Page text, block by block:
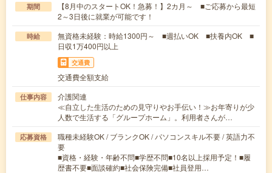
期間
【8月中のスタートOK！急募！】2カ月～ ■ご応募から最短
2～3日後に就業が可能です！
時給
無資格未経験：時給1300円～ ■週払いOK ■扶養内OK ■
日収1万400円以上
交通費
交通費全額支給
仕事内容
介護関連
≪自立した生活のための見守りやお手伝い！≫お年寄りが少
人数で生活する「グループホーム」。利用者さんが…
応募資格
職種未経験OK / ブランクOK / パソコンスキル不要 / 英語力不
要
■資格・経験・年齢不問■学歴不問■10名以上採用予定！■履
歴書不要■面談確約■社会保険完備■社員登用…